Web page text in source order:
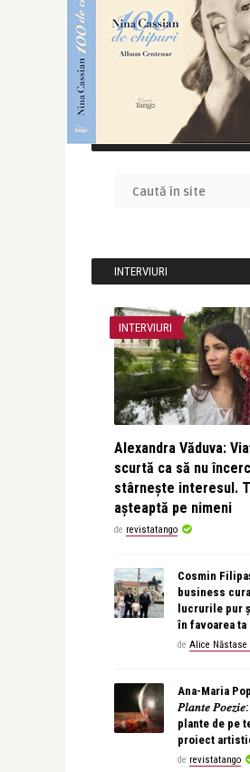
CAUTĂ ÎN SITE
INTERVIURI
INTERVIURI
Alexandra Văduva:
scurtă ca să nu
stârnește interesul.
așteaptă pe nimeni
de revistatango
Cosmin
business
lucrurile pur
în favoarea ta
de Alice Năstase
Ana-Maria
𝑃𝑙𝑎𝑛𝑡𝑒
plante de pe
proiect
de revistatango